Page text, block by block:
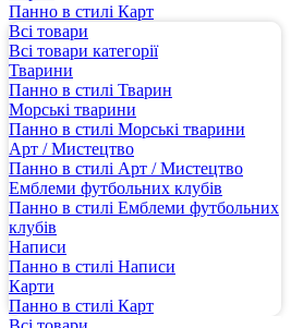
Панно в стилі Карт
Всі товари
Всі товари категорії
Тварини
Панно в стилі Тварин
Морські тварини
Панно в стилі Морські тварини
Арт / Мистецтво
Панно в стилі Арт / Мистецтво
Емблеми футбольних клубів
Панно в стилі Емблеми футбольних
клубів
Написи
Панно в стилі Написи
Карти
Панно в стилі Карт